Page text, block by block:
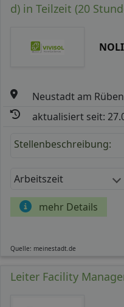
d) in Teilzeit (20
Neustadt am
aktualisiert seit:
Stellenbeschreibung:
Arbeitszeit
mehr Details
Quelle: meinestadt.de
Leiter Facility